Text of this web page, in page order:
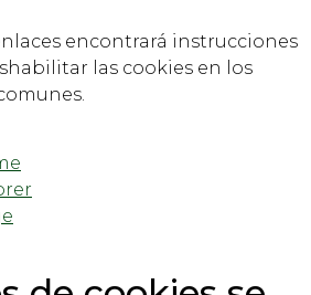
encontrará instrucciones
las cookies en los